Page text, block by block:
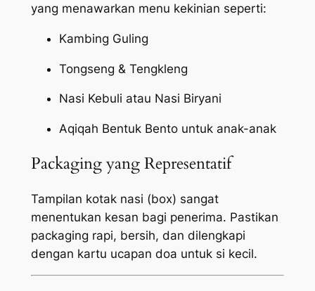
yang menawarkan menu kekinian seperti:
Kambing Guling
Tongseng & Tengkleng
Nasi Kebuli atau Nasi Biryani
Aqiqah Bentuk Bento untuk anak-anak
Packaging yang Representatif
Tampilan kotak nasi (box) sangat
menentukan kesan bagi penerima. Pastikan
packaging rapi, bersih, dan dilengkapi
dengan kartu ucapan doa untuk si kecil.